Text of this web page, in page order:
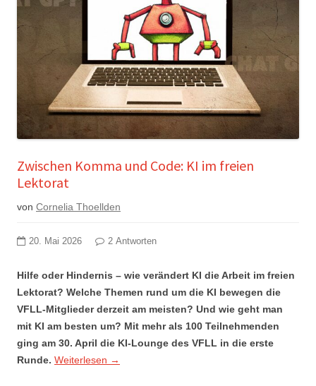
Zwischen Komma und Code: KI im freien
Lektorat
von Cornelia Thoellden
20. Mai 2026 2 Antworten
Hilfe oder Hindernis – wie verändert KI die Arbeit im freien
Lektorat? Welche Themen rund um die KI bewegen die
VFLL-Mitglieder derzeit am meisten? Und wie geht man
mit KI am besten um? Mit mehr als 100 Teilnehmenden
ging am 30. April die KI-Lounge des VFLL in die erste
Runde. Weiterlesen →